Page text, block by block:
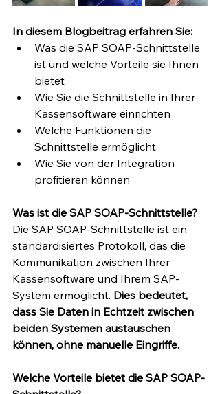
In diesem Blogbeitrag erfahren Sie:
Was die SAP SOAP-Schnittstelle
ist und welche Vorteile sie Ihnen
bietet
Wie Sie die Schnittstelle in Ihrer
Kassensoftware einrichten
Welche Funktionen die
Schnittstelle ermöglicht
Wie Sie von der Integration
profitieren können
Was ist die SAP SOAP-Schnittstelle?
Die SAP SOAP-Schnittstelle ist ein
standardisiertes Protokoll, das die
Kommunikation zwischen Ihrer
Kassensoftware und Ihrem SAP-
System ermöglicht. Dies bedeutet,
dass Sie Daten in Echtzeit zwischen
beiden Systemen austauschen
können, ohne manuelle Eingriffe.
Welche Vorteile bietet die SAP SOAP-